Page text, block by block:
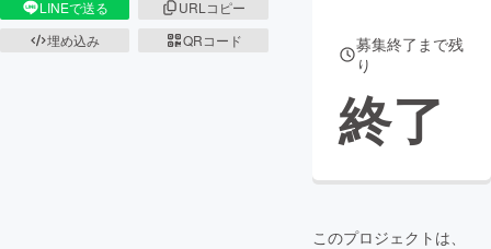
LINEで送る
URLコピー
埋め込み
QRコード
募集終了まで残
り
終了
このプロジェクトは、